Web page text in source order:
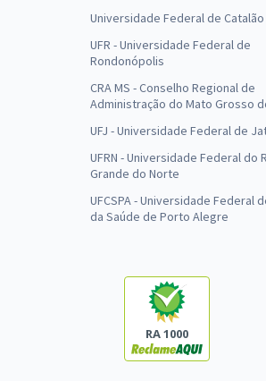
Universidade Federal de Catalão
UFR - Universidade Federal de
Rondonópolis
CRA MS - Conselho Regional de
Administração do Mato Grosso
UFJ - Universidade Federal de
UFRN - Universidade Federal do
Grande do Norte
UFCSPA - Universidade Federal
da Saúde de Porto Alegre
RA 1000